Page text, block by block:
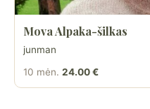
Mova Alpaka-šilkas
junman
10 mėn. 24.00 €